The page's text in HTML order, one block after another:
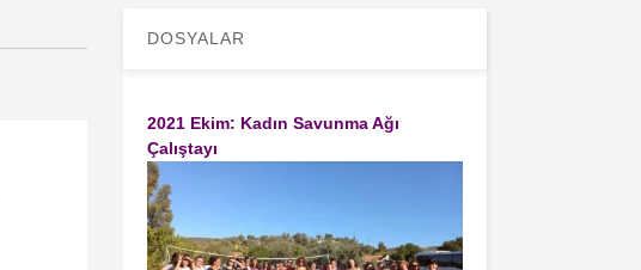
DOSYALAR
2021 Ekim: Kadın Savunma Ağı
Çalıştayı